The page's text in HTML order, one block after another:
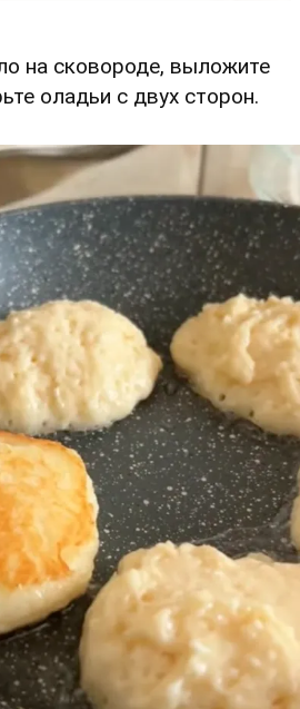
на сковороде, выложите
оладьи с двух сторон.